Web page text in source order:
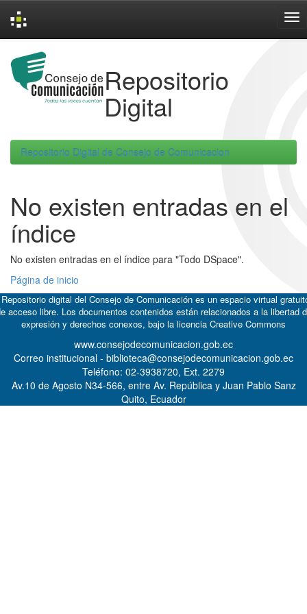
navigation
Repositorio
Digital
Repositorio Digital de Consejo de Comunicacion
No existen entradas en el
índice
No existen entradas en el índice para "Todo DSpace".
Página de inicio
digital del Consejo de Comunicación es un espacio virtual
acceso libre. Los documentos contenidos están relacionados a la libertad
expresión y derechos conexos, bajo la licencia Creative Commons
www.consejodecomunicacion.gob.ec
Correo institucional - biblioteca@consejodecomunicacion.gob.ec
Teléfono: 02-3938720, Ext. 2279
Av.10 de Agosto N34-566, entre Av. República y Juan Pablo Sanz
Quito, Ecuador